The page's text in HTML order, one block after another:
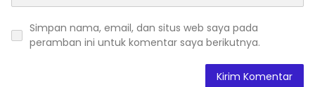
Simpan nama, email, dan situs web saya pada
peramban ini untuk komentar saya berikutnya.